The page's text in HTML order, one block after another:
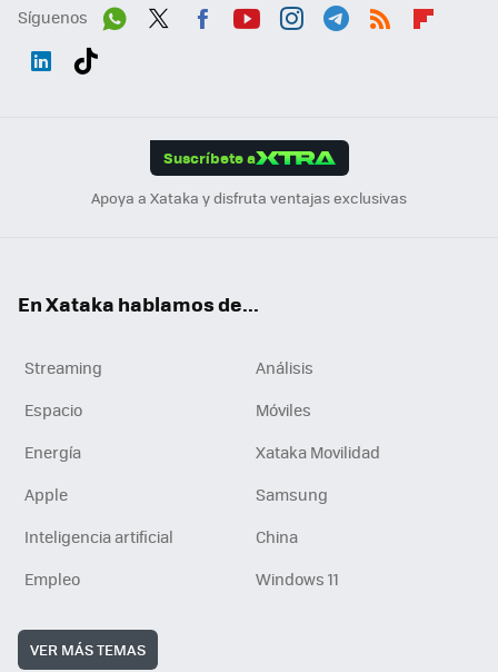
Síguenos
Suscríbete a
Apoya a Xataka y disfruta ventajas exclusivas
En Xataka hablamos de...
Streaming
Análisis
Espacio
Móviles
Energía
Xataka Movilidad
Apple
Samsung
Inteligencia artificial
China
Empleo
Windows 11
VER MÁS TEMAS